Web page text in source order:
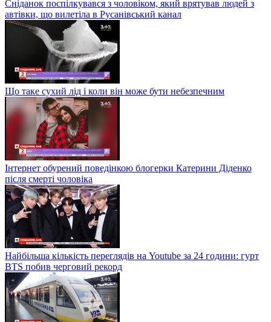
Сніданок поспілкувався з чоловіком, який врятував людей з
автівки, що вилетіла в Русанівський канал
Що таке сухий лід і коли він може бути небезпечним
Інтернет обурений поведінкою блогерки Катерини Діденко
після смерті чоловіка
Найбільша кількість переглядів на Youtube за 24 години: гурт
BTS побив черговий рекорд